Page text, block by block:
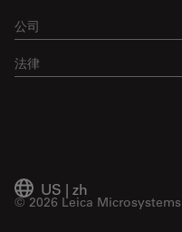
公司
法律
US | zh
© 2026 Leica Microsystems